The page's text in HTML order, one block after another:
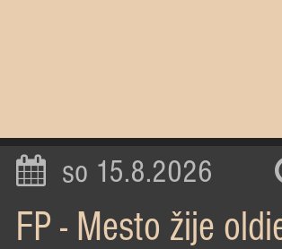
so 15.8.2026
FP - Mesto žije